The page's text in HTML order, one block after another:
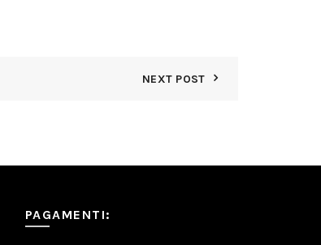
NEXT POST
PAGAMENTI: